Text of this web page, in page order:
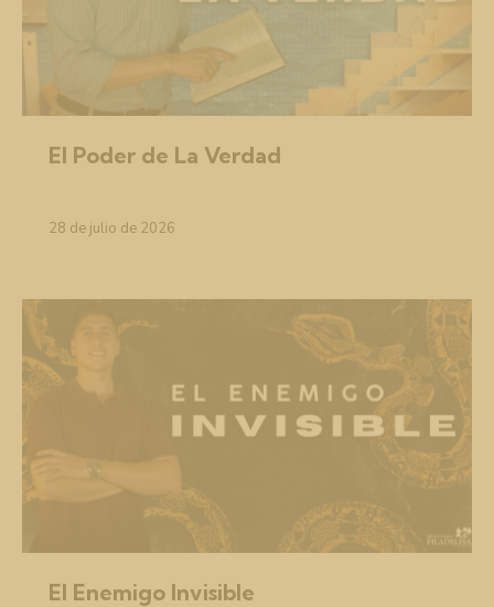
El Poder de La Verdad
28 de julio de 2026
El Enemigo Invisible